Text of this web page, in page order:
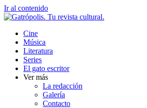
Ir al contenido
Cine
Música
Literatura
Series
El gato escritor
Ver más
La redacción
Galería
Contacto